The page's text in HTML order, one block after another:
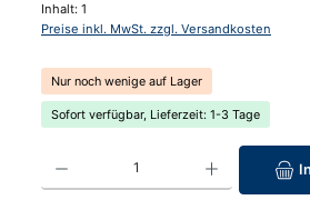
Inhalt: 1
Preise inkl. MwSt. zzgl. Versandkosten
Nur noch wenige auf Lager
Sofort verfügbar, Lieferzeit: 1-3 Tage
Produkt Anzahl: Gib den gewünschten